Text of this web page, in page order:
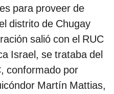
para proveer de
distrito de Chugay
salió con el RUC
Israel, se trataba del
conformado por
Martín Mattias,